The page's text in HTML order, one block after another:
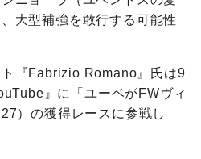
大型補強を敢行する可能性
『Fabrizio Romano』氏は9
』に「ユーベがFWヴィ
）の獲得レースに参戦し